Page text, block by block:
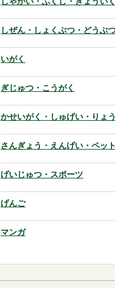
しぜん・しょくぶつ・どうぶ
いがく
ぎじゅつ・こうがく
かせいがく・しゅげい・りょ
さんぎょう・えんげい・ペッ
げいじゅつ・スポーツ
げんご
マンガ